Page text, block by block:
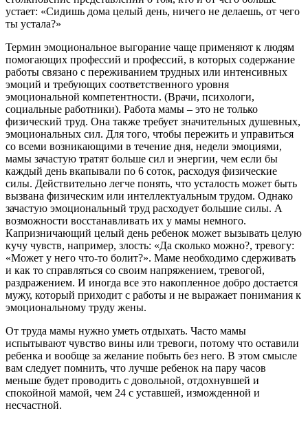
устает: «Сидишь дома целый день, ничего не делаешь, от чего
ты устала?»
Термин эмоциональное выгорание чаще применяют к людям
помогающих профессий и профессий, в которых содержание
работы связано с переживанием трудных или интенсивных
эмоций и требующих соответственного уровня
эмоциональной компетентности. (Врачи, психологи,
социальные работники). Работа мамы – это не только
физический труд. Она также требует значительных душевных,
эмоциональных сил. Для того, чтобы пережить и управиться
со всеми возникающими в течение дня, недели эмоциями,
мамы зачастую тратят больше сил и энергии, чем если бы
каждый день вкапывали по 6 соток, расходуя физические
силы. Действительно легче понять, что усталость может быть
вызвана физическим или интеллектуальным трудом. Однако
зачастую эмоциональный труд расходует большие силы. А
возможности восстанавливать их у мамы немного.
Капризничающий целый день ребенок может вызывать целую
кучу чувств, например, злость: «Да сколько можно?, тревогу:
«Может у него что-то болит?». Маме необходимо сдерживать
и как то справляться со своим напряжением, тревогой,
раздражением. И иногда все это накопленное добро достается
мужу, который приходит с работы и не выражает понимания к
эмоциональному труду жены.
От труда мамы нужно уметь отдыхать. Часто мамы
испытывают чувство вины или тревоги, потому что оставили
ребенка и вообще за желание побыть без него. В этом смысле
вам следует помнить, что лучше ребенок на пару часов
меньше будет проводить с довольной, отдохнувшей и
спокойной мамой, чем 24 с уставшей, изможденной и
несчастной.